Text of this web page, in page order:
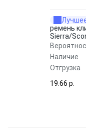
ремень
Sierra/
Наличие
Отгрузка
19.66 p.